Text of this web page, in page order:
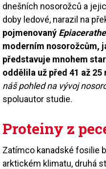
dnešních nosorožců a
doby ledové, narazil na
pojmenovaný
moderním nosorožcům,
představuje mnohem
oddělila už před 41 až
náš pohled na vývoj
spoluautor studie.
Proteiny z
Zatímco kanadské fosilie
arktickém klimatu, druhá